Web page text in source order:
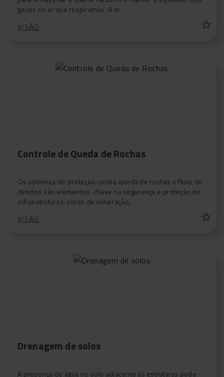
gases no ar que respiramos. A er
VISÃO
star
Controle de Queda de Rochas
Os sistemas de proteção contra queda de rochas e fluxo de
detritos são elementos-chave na segurança e proteção de
infraestruturas, obras de mineração,
VISÃO
star
Drenagem de solos
A presença de água no solo adjacente às estruturas pode